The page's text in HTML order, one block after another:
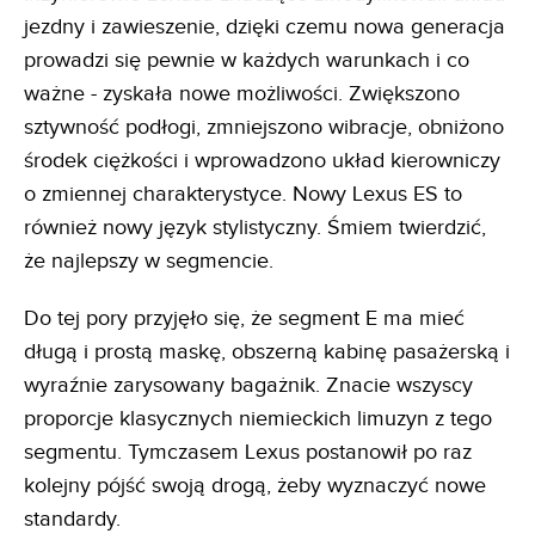
jezdny i zawieszenie, dzięki czemu nowa generacja
prowadzi się pewnie w każdych warunkach i co
ważne - zyskała nowe możliwości. Zwiększono
sztywność podłogi, zmniejszono wibracje, obniżono
środek ciężkości i wprowadzono układ kierowniczy
o zmiennej charakterystyce. Nowy Lexus ES to
również nowy język stylistyczny. Śmiem twierdzić,
że najlepszy w segmencie.
Do tej pory przyjęło się, że segment E ma mieć
długą i prostą maskę, obszerną kabinę pasażerską i
wyraźnie zarysowany bagażnik. Znacie wszyscy
proporcje klasycznych niemieckich limuzyn z tego
segmentu. Tymczasem Lexus postanowił po raz
kolejny pójść swoją drogą, żeby wyznaczyć nowe
standardy.